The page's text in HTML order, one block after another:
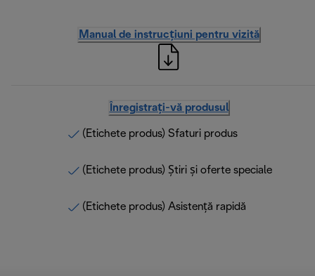
Manual de instrucțiuni pentru vizită
Înregistrați-vă produsul
(Etichete produs) Sfaturi produs
(Etichete produs) Știri și oferte speciale
(Etichete produs) Asistență rapidă